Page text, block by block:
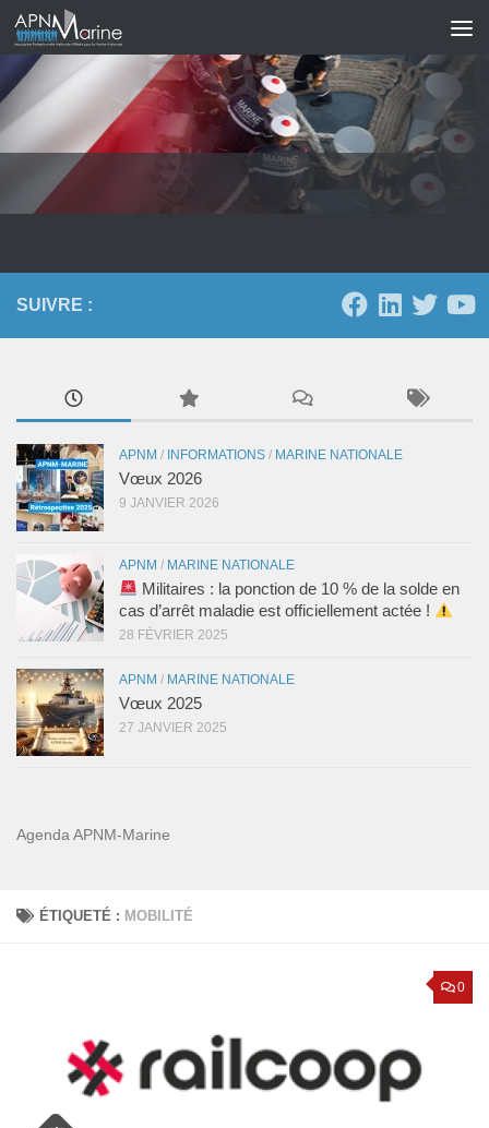
Skip to content
ÉTIQUETÉ : MOBILITÉ
0
SUIVRE :
APNM / INFORMATIONS / MARINE NATIONALE
Vœux 2026
9 JANVIER 2026
APNM / MARINE NATIONALE
Militaires : la ponction de 10 % de la solde en
cas d’arrêt maladie est officiellement actée !
28 FÉVRIER 2025
APNM / MARINE NATIONALE
Vœux 2025
27 JANVIER 2025
Agenda APNM-Marine